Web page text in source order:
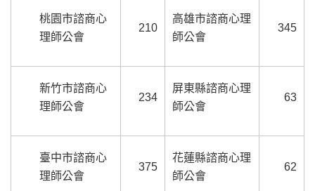
桃園市諮商心
理師公會
210
高雄市諮商心理
師公會
345
新竹市諮商心
理師公會
234
屏東縣諮商心理
師公會
63
臺中市諮商心
理師公會
375
花蓮縣諮商心理
師公會
62